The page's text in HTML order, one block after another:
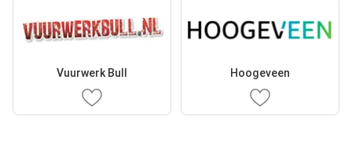
Vuurwerk Bull Hoogeveen